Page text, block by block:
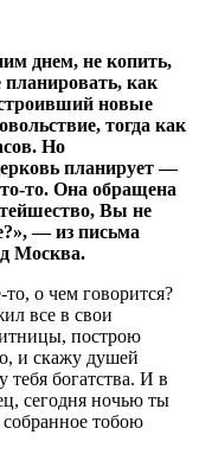
днем, не копить,
как
новые
тогда как
Но
планирует —
то. Она обращена
Вы не
— из письма
Москва.
о чем говорится?
все в свои
построю
и скажу душей
тебя богатства. И в
сегодня ночью ты
собранное тобою